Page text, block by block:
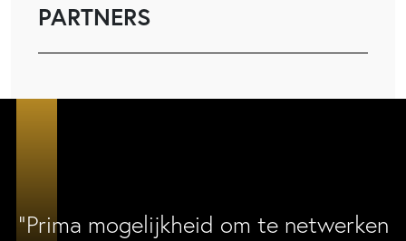
PARTNERS
“Prima mogelijkheid om te netwerken